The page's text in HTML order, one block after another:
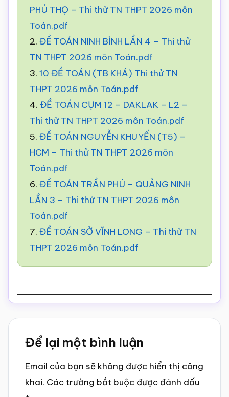
PHÚ THỌ – Thi thử TN THPT 2026 môn
Toán.pdf
2. ĐỀ TOÁN NINH BÌNH LẦN 4 – Thi thử
TN THPT 2026 môn Toán.pdf
3. 10 ĐỀ TOÁN (TB KHÁ) Thi thử TN
THPT 2026 môn Toán.pdf
4. ĐỀ TOÁN CỤM 12 – DAKLAK – L2 –
Thi thử TN THPT 2026 môn Toán.pdf
5. ĐỀ TOÁN NGUYỄN KHUYẾN (T5) –
HCM – Thi thử TN THPT 2026 môn
Toán.pdf
6. ĐỀ TOÁN TRẦN PHÚ – QUẢNG NINH
LẦN 3 – Thi thử TN THPT 2026 môn
Toán.pdf
7. ĐỀ TOÁN SỞ VĨNH LONG – Thi thử TN
THPT 2026 môn Toán.pdf
Reader
Interactions
Để lại một bình luận
Email của bạn sẽ không được hiển thị công
khai. Các trường bắt buộc được đánh dấu